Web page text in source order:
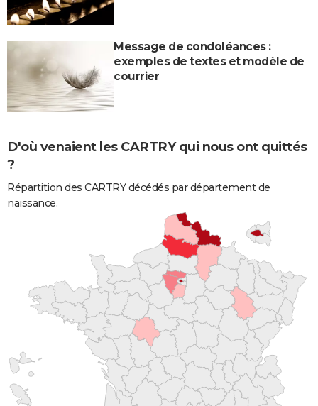
Message de condoléances :
exemples de textes et modèle de
courrier
D'où venaient les CARTRY qui nous ont quittés
?
Répartition des CARTRY décédés par département de
naissance.